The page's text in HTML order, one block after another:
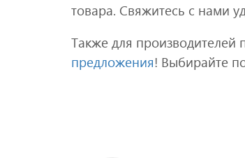
товара. Свяжитесь с нами
Также для
предложения! Выбирайте